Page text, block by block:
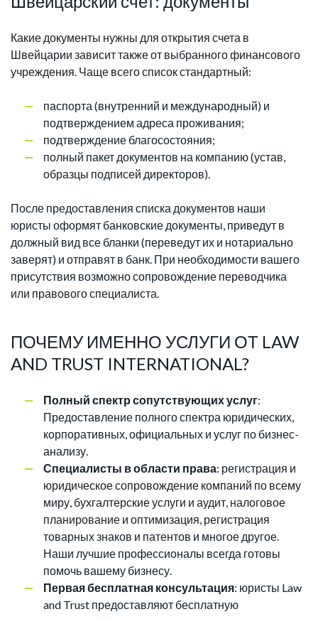
Какие документы нужны для открытия счета в
Швейцарии зависит также от выбранного финансового
учреждения. Чаще всего список стандартный:
паспорта (внутренний и международный) и
подтверждением адреса проживания;
подтверждение благосостояния;
полный пакет документов на компанию (устав,
образцы подписей директоров).
После предоставления списка документов наши
юристы оформят банковские документы, приведут в
должный вид все бланки (переведут их и нотариально
заверят) и отправят в банк. При необходимости вашего
присутствия возможно сопровождение переводчика
или правового специалиста.
ПОЧЕМУ ИМЕННО УСЛУГИ ОТ LAW
AND TRUST INTERNATIONAL?
Полный спектр сопутствующих услуг:
Предоставление полного спектра юридических,
корпоративных, официальных и услуг по бизнес-
анализу.
Специалисты в области права: регистрация и
юридическое сопровождение компаний по всему
миру, бухгалтерские услуги и аудит, налоговое
планирование и оптимизация, регистрация
товарных знаков и патентов и многое другое.
Наши лучшие профессионалы всегда готовы
помочь вашему бизнесу.
Первая бесплатная консультация: юристы Law
and Trust предоставляют бесплатную